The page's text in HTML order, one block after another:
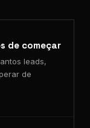
de começar
leads,
de